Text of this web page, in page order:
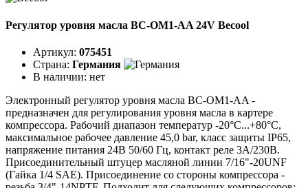
Регулятор уровня масла BC-OM1-AA 24V Becool
Артикул: 075451
Страна: Германия
В наличии: нет
Электронный регулятор уровня масла BC-OM1-AA -
предназначен для регулирования уровня масла в картере
компрессора. Рабочий диапазон температур -20°C...+80°C,
максимальное рабочее давление 45,0 bar, класс защиты IP65,
напряжение питания 24В 50/60 Гц, контакт реле 3А/230В.
Присоединительный штуцер масляной линии 7/16"-20UNF
(Гайка 1/4 SAE). Присоединение со стороны компрессора -